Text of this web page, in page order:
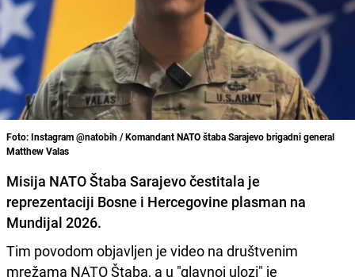
Foto: Instagram @natobih / Komandant NATO štaba Sarajevo brigadni general
Matthew Valas
Misija NATO Štaba Sarajevo čestitala je
reprezentaciji Bosne i Hercegovine plasman na
Mundijal 2026.
Tim povodom objavljen je video na društvenim
mrežama NATO Štaba, a u "glavnoj ulozi" je